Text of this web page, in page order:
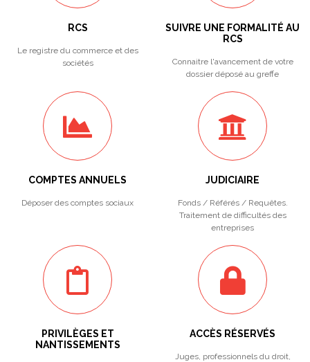
RCS
Le registre du commerce et des
sociétés
SUIVRE UNE FORMALITÉ AU
RCS
Connaitre l'avancement de votre
dossier déposé au greffe
COMPTES ANNUELS
Déposer des comptes sociaux
JUDICIAIRE
Fonds / Référés / Requêtes.
Traitement de difficultés des
entreprises
PRIVILÈGES ET
NANTISSEMENTS
ACCÈS RÉSERVÉS
Juges, professionnels du droit,